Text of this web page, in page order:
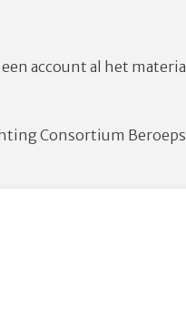
account al het
Consortium